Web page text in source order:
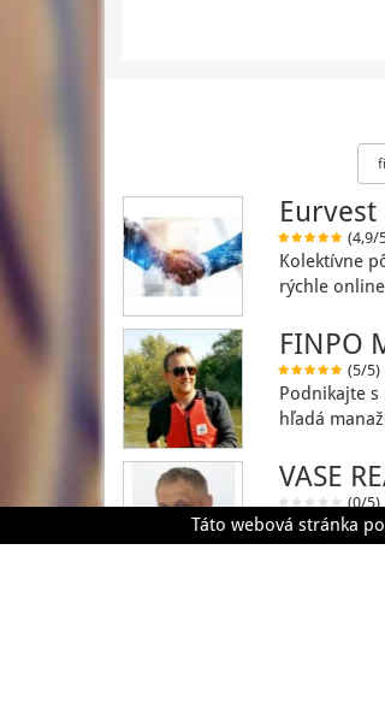
Eurvest
(4,9/
Kolektívne
rýchle
FINPO
(5/5)
Podnikajte s
hľadá
VASE
(0/5)
VAŠE
pôsobí už
Táto webová stránka